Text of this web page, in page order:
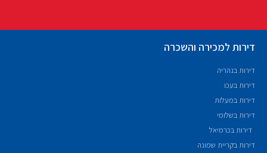
דירות למכירה והשכרה
דירות בנהריה
דירות בעכו
דירות במעלות
דירות בשלומי
דירות בכרמיאל
דירות בקריית שמונה